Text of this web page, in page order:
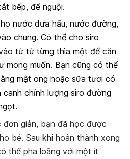
bếp, để nguội.
nước dưa hấu, nước đường,
chung. Có thể cho siro
từ từ từng thìa một để căn
mong muốn. Bạn cũng có thể
mật ong hoặc sữa tươi có
chỉnh lượng siro đường
giản, bạn đã học được
bé. Sau khi hoàn thành xong
thể pha loãng với một ít